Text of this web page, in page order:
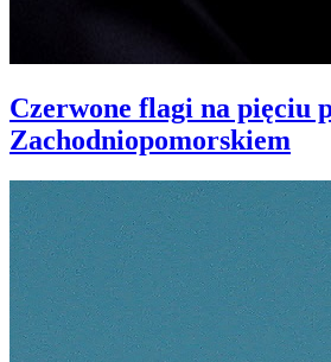
Czerwone flagi na pięciu
Zachodniopomorskiem